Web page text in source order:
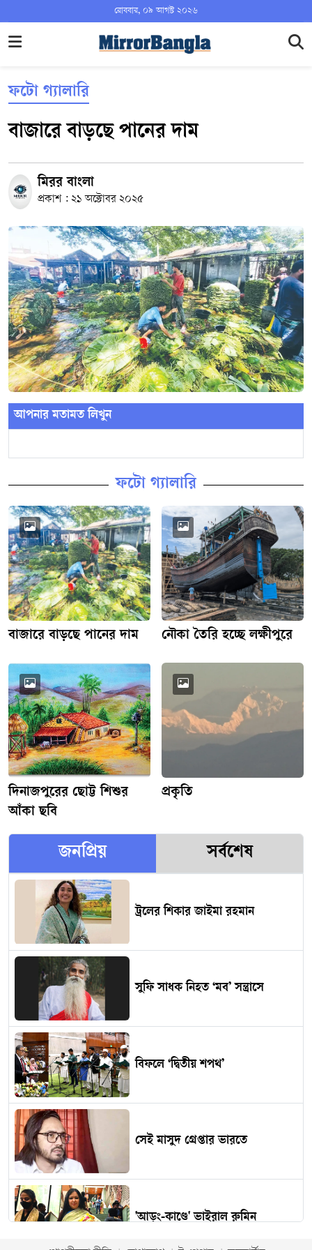
রোববার, ০৯ আগস্ট ২০২৬
ফটো গ্যালারি
বাজারে বাড়ছে পানের দাম
মিরর বাংলা
প্রকাশ : ২১ অক্টোবর ২০২৫
আপনার মতামত লিখুন
ফটো গ্যালারি
বাজারে বাড়ছে পানের দাম নৌকা তৈরি হচ্ছে লক্ষীপুরে
দিনাজপুরের ছোট্ট শিশুর
আঁকা ছবি
প্রকৃতি
জনপ্রিয় সর্বশেষ
ট্রলের শিকার জাইমা রহমান
সুফি সাধক নিহত ‘মব’ সন্ত্রাসে
বিফলে ‘দ্বিতীয় শপথ’
সেই মাসুদ গ্রেপ্তার ভারতে
'আড়ং-কাণ্ডে' ভাইরাল রুমিন